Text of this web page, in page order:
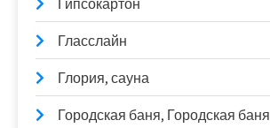
Гипсокартон
Гласслайн
Глория, сауна
Городская баня, Городская баня